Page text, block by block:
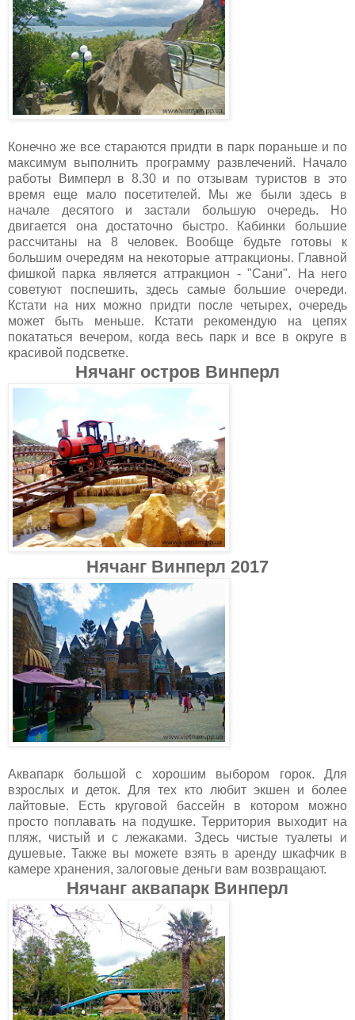
Конечно же все стараются придти в парк пораньше и по
максимум выполнить программу развлечений. Начало
работы Вимперл в 8.30 и по отзывам туристов в это
время еще мало посетителей. Мы же были здесь в
начале десятого и застали большую очередь. Но
двигается она достаточно быстро. Кабинки большие
рассчитаны на 8 человек. Вообще будьте готовы к
большим очередям на некоторые аттракционы. Главной
фишкой парка является аттракцион - "Сани". На него
советуют поспешить, здесь самые большие очереди.
Кстати на них можно придти после четырех, очередь
может быть меньше. Кстати рекомендую на цепях
покататься вечером, когда весь парк и все в округе в
красивой подсветке.
Нячанг остров Винперл
Нячанг Винперл 2017
Аквапарк большой с хорошим выбором горок. Для
взрослых и деток. Для тех кто любит экшен и более
лайтовые. Есть круговой бассейн в котором можно
просто поплавать на подушке. Территория выходит на
пляж, чистый и с лежаками. Здесь чистые туалеты и
душевые. Также вы можете взять в аренду шкафчик в
камере хранения, залоговые деньги вам возвращают.
Нячанг аквапарк Винперл